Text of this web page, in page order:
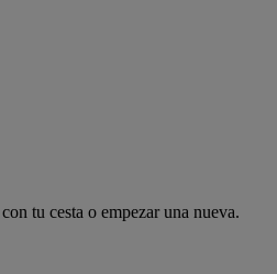
tu cesta o empezar una nueva.